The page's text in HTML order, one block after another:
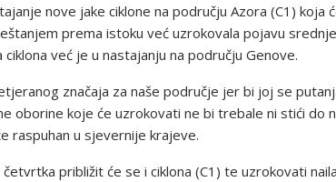
nove jake ciklone na području Azora (C1) koja
prema istoku već uzrokovala pojavu
već je u nastajanju na području Genove.
značaja za naše područje jer bi joj se
oborine koje će uzrokovati ne bi trebale ni stići do
raspuhan u sjevernije krajeve.
približit će se i ciklona (C1) te uzrokovati